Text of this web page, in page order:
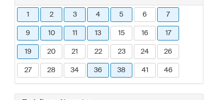
1 2 3 4 5 6 7
9 10 11 13 15 16 17
19 20 21 22 23 24 26
27 28 34 36 38 41 46